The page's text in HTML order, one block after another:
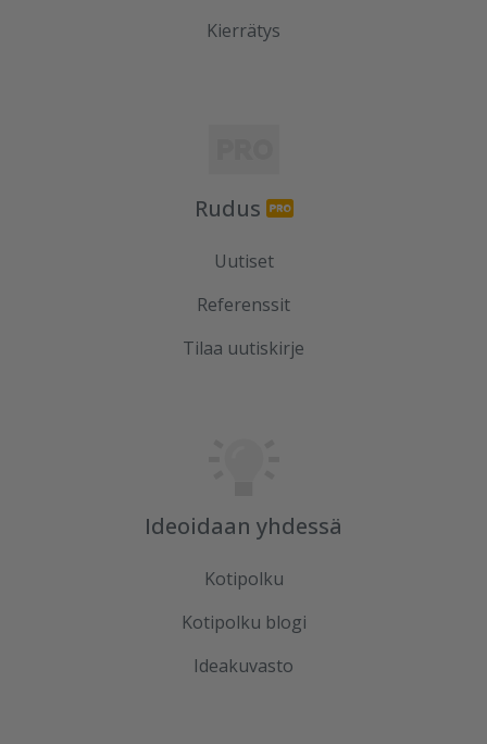
Kierrätys
Rudus
Uutiset
Referenssit
Tilaa uutiskirje
Ideoidaan yhdessä
Kotipolku
Kotipolku blogi
Ideakuvasto